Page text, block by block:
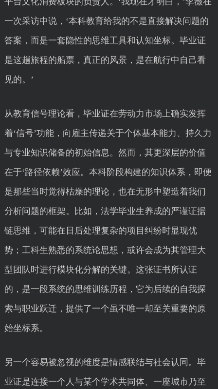
一次采访中说，‘本科教育给我的不是直接解决问题的
答案，而是一套隐性的思维工具和认知坐标。毕业证
是这趟旅程的船票，真正的风景，是在航行中自己看
见的。’
从教育信号理论看，毕业证在劳动力市场上确实发挥
着‘信号’功能，向雇主传递关于个体基本能力、持久力
与专业知识储备的初始信息。然而，其更深层的价值
在于‘路径依赖’效应。本科阶段构建的知识体系，即便
是那些当时觉得枯燥的理论，也在无形中塑造着我们
分析问题的框架。比如，法学毕业生养成的严谨证据
链思维，可能在日后处理复杂的项目纠纷时显现优
势；工科生熟悉的系统论思想，或许会成为其管理大
型团队时进行模块化分解的关键。这张证书所认证
的，是一段系统的思维训练历程，它为后续的自我探
索与职业跃迁，提供了一个虽不唯一却至关重要的原
始坐标系。
另一个容易被忽视的维度是情感联结与社会认同。毕
业证是连接一个人与某个学术共同体、一座城市乃至